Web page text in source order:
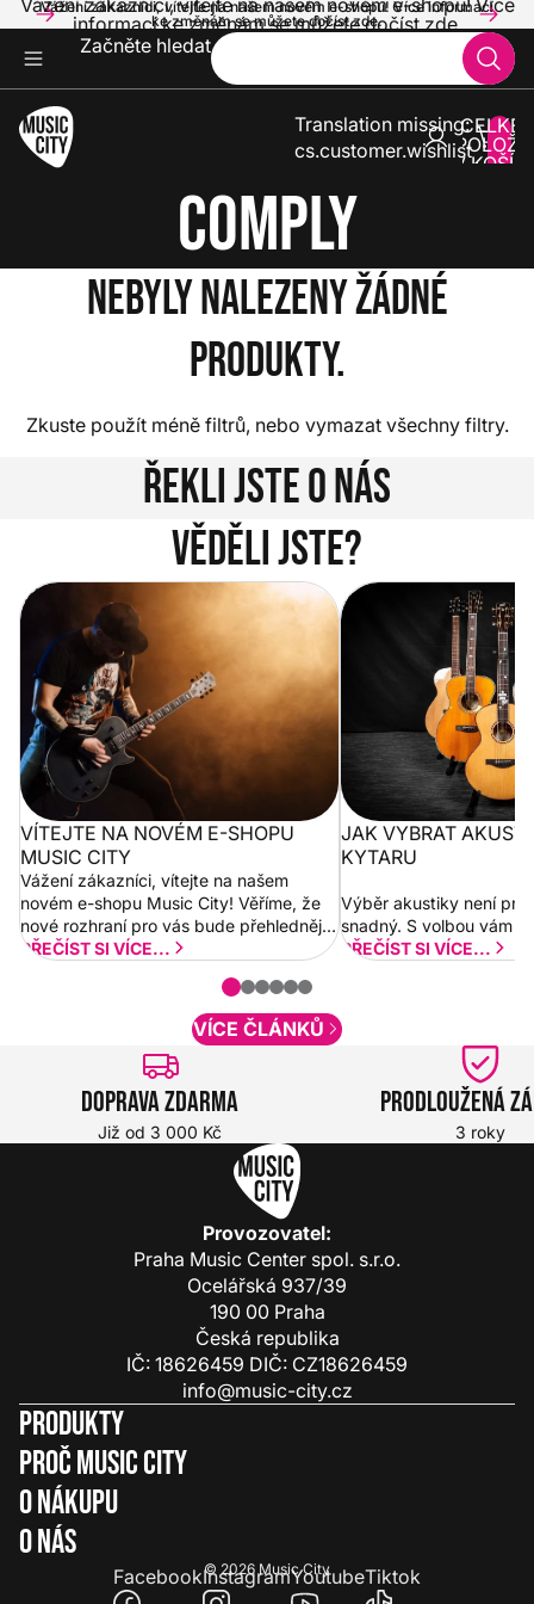
Vážení zákazníci, vítejte na našem novém e-shopu! Více informací
ke změnám se můžete dočíst zde.
Vážení zákazníci, vítejte na našem novém e-shopu! Více
informací ke změnám se můžete dočíst zde.
Začněte hledat
Translation missing:
cs.customer.wishlist
V
Comply
Nebyly nalezeny žádné
produkty.
Zkuste použít méně filtrů, nebo vymazat všechny filtry.
Řekli jste o nás
Věděli jste?
Vítejte na novém e-shopu Music
City
VÍTEJTE NA NOVÉM E-SHOPU
MUSIC CITY
Vážení zákazníci, vítejte na našem
novém e-shopu Music City! Věříme, že
nové rozhraní pro vás bude přehlednější
a rychlejší. Postupně budeme přidávat
PŘEČÍST SI VÍCE...
Jak vybrat
JAK VYBRAT
KYTARU
Výběr akustiky není pro
snadný. S volbou vám
PŘEČÍST SI VÍCE...
VÍCE ČLÁNKŮ
Doprava zdarma
Již od 3 000 Kč
Prodloužená
3 roky
Provozovatel:
Praha Music Center spol. s.r.o.
Ocelářská 937/39
190 00 Praha
Česká republika
IČ: 18626459 DIČ: CZ18626459
info@music-city.cz
Produkty
Proč Music City
O nákupu
O nás
© 2026 Music City
FacebookInstagramYoutubeTiktok